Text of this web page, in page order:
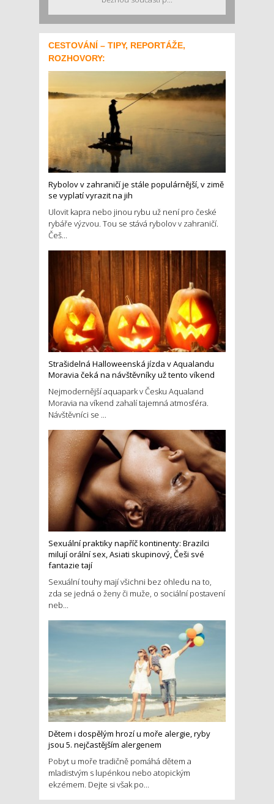
CESTOVÁNÍ – TIPY, REPORTÁŽE,
ROZHOVORY:
Rybolov v zahraničí je stále populárnější, v zimě
se vyplatí vyrazit na jih
Ulovit kapra nebo jinou rybu už není pro české
rybáře výzvou. Tou se stává rybolov v zahraničí.
Češ...
Strašidelná Halloweenská jízda v Aqualandu
Moravia čeká na návštěvníky už tento víkend
Nejmodernější aquapark v Česku Aqualand
Moravia na víkend zahalí tajemná atmosféra.
Návštěvníci se ...
Sexuální praktiky napříč kontinenty: Brazilci
milují orální sex, Asiati skupinový, Češi své
fantazie tají
Sexuální touhy mají všichni bez ohledu na to,
zda se jedná o ženy či muže, o sociální postavení
neb...
Dětem i dospělým hrozí u moře alergie, ryby
jsou 5. nejčastějším alergenem
Pobyt u moře tradičně pomáhá dětem a
mladistvým s lupénkou nebo atopickým
ekzémem. Dejte si však po...